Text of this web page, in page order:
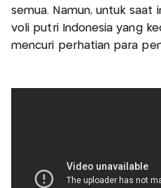
semua. Namun, untuk
voli putri Indonesia yang
mencuri perhatian para